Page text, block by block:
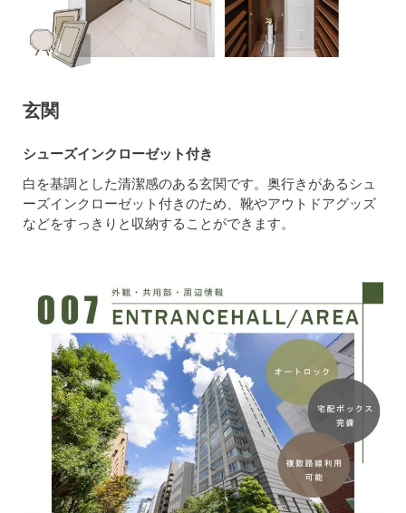
玄関
シューズインクローゼット付き
白を基調とした清潔感のある玄関です。奥行きがあるシュ
ーズインクローゼット付きのため、靴やアウトドアグッズ
などをすっきりと収納することができます。